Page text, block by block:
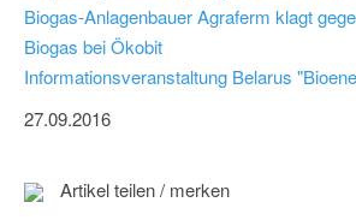
Biogas-Anlagenbauer Agraferm klagt
Biogas bei Ökobit
Informationsveranstaltung Belarus
27.09.2016
Artikel teilen / merken